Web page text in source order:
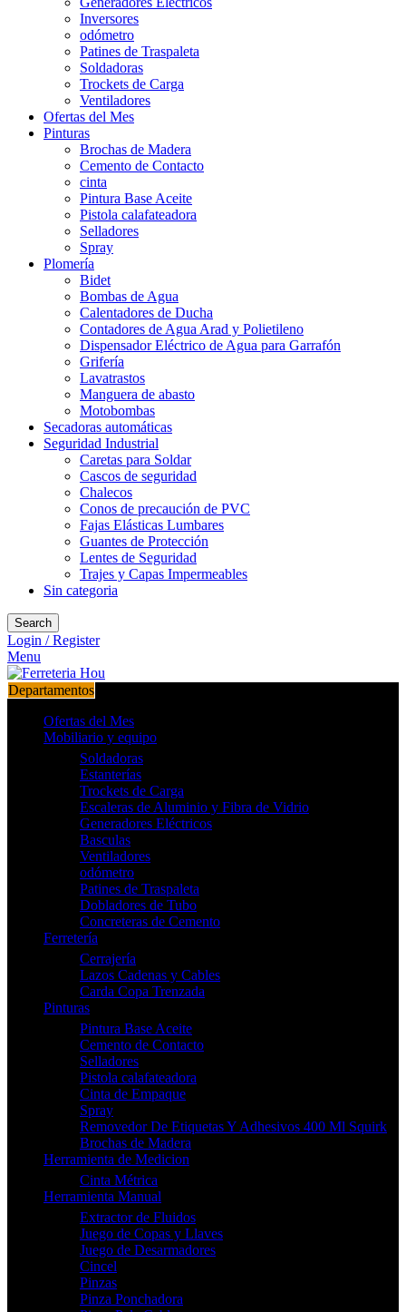
Inversores
odómetro
Patines de Traspaleta
Soldadoras
Trockets de Carga
Ventiladores
Ofertas del Mes
Pinturas
Brochas de Madera
Cemento de Contacto
cinta
Pintura Base Aceite
Pistola calafateadora
Selladores
Spray
Plomería
Bidet
Bombas de Agua
Calentadores de Ducha
Contadores de Agua Arad y Polietileno
Dispensador Eléctrico de Agua para Garrafón
Grifería
Lavatrastos
Manguera de abasto
Motobombas
Secadoras automáticas
Seguridad Industrial
Caretas para Soldar
Cascos de seguridad
Chalecos
Conos de precaución de PVC
Fajas Elásticas Lumbares
Guantes de Protección
Lentes de Seguridad
Trajes y Capas Impermeables
Sin categoria
Search
Login / Register
Menu
Departamentos
Ofertas del Mes
Mobiliario y equipo
Soldadoras
Estanterías
Trockets de Carga
Escaleras de Aluminio y Fibra de Vidrio
Generadores Eléctricos
Basculas
Ventiladores
odómetro
Patines de Traspaleta
Dobladores de Tubo
Concreteras de Cemento
Ferretería
Cerrajería
Lazos Cadenas y Cables
Carda Copa Trenzada
Pinturas
Pintura Base Aceite
Cemento de Contacto
Selladores
Pistola calafateadora
Cinta de Empaque
Spray
Removedor De Etiquetas Y Adhesivos 400 Ml Squirk
Brochas de Madera
Herramienta de Medicion
Cinta Métrica
Herramienta Manual
Extractor de Fluidos
Juego de Copas y Llaves
Juego de Desarmadores
Cincel
Pinzas
Pinza Ponchadora